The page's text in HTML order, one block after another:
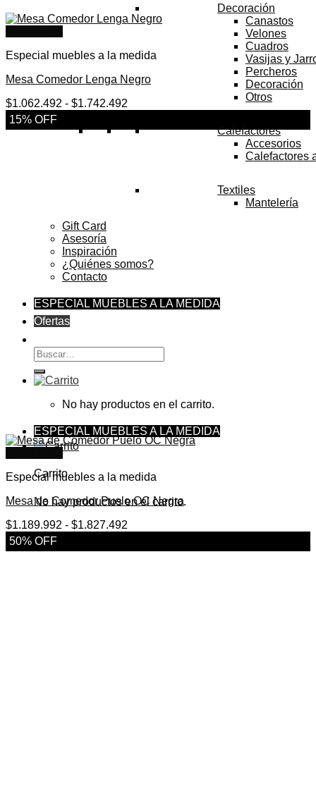
Decoración
Canastos
Velones
Cuadros
Vasijas y
Percheros
Decoración
Otros
Calefactores
Accesorios
Calefactores
Textiles
Mantelería
Gift Card
Asesoría
Inspiración
¿Quiénes somos?
Contacto
ESPECIAL MUEBLES A LA MEDIDA
Ofertas
Buscar
por:
No hay productos en el carrito.
ESPECIAL MUEBLES A LA MEDIDA
Carrito
No hay productos en el carrito.
Especial muebles a la medida
Mesa Comedor Lenga Negro
$1.062.492 - $1.742.492
precios:
15% OFF
Especial muebles a la medida
Mesa de Comedor Puelo OC Negra
$1.189.992 - $1.827.492
precios:
50% OFF